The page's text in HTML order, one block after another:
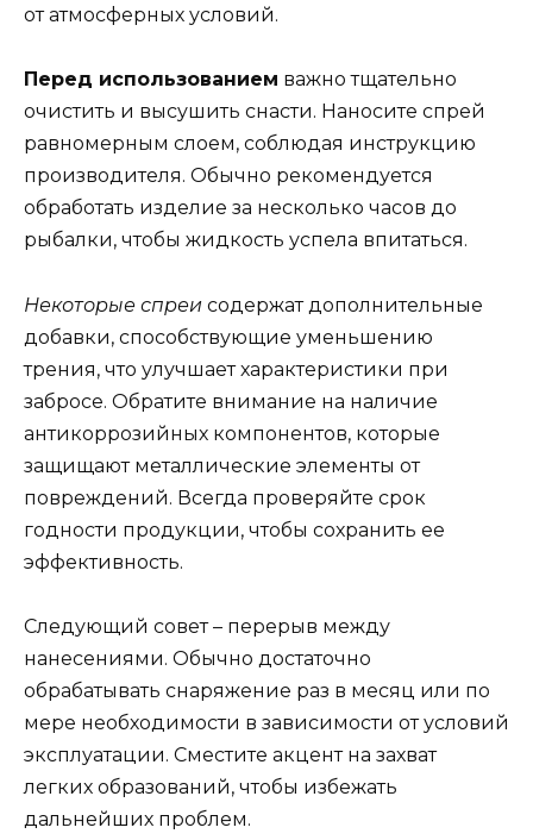
от атмосферных условий.
Перед использованием важно тщательно
очистить и высушить снасти. Наносите спрей
равномерным слоем, соблюдая инструкцию
производителя. Обычно рекомендуется
обработать изделие за несколько часов до
рыбалки, чтобы жидкость успела впитаться.
Некоторые спреи содержат дополнительные
добавки, способствующие уменьшению
трения, что улучшает характеристики при
забросе. Обратите внимание на наличие
антикоррозийных компонентов, которые
защищают металлические элементы от
повреждений. Всегда проверяйте срок
годности продукции, чтобы сохранить ее
эффективность.
Следующий совет – перерыв между
нанесениями. Обычно достаточно
обрабатывать снаряжение раз в месяц или по
мере необходимости в зависимости от условий
эксплуатации. Сместите акцент на захват
легких образований, чтобы избежать
дальнейших проблем.